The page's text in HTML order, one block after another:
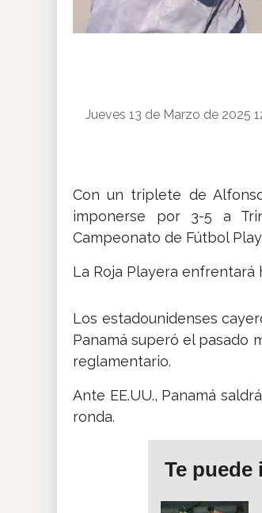
Jueves 13 de Marzo de 2025
Con un triplete de
imponerse por 3-5 a
Campeonato de Fútbol
La Roja Playera enfrentará
Los estadounidenses
Panamá superó el pasado
reglamentario.
Ante EE.UU., Panamá
ronda.
Te puede